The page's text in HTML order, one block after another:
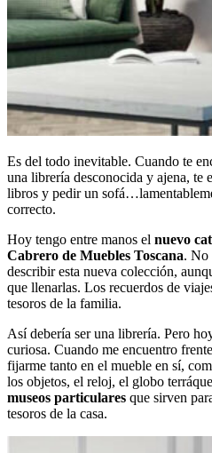
Es del todo inevitable. Cuando te
una librería desconocida y ajena, te
libros y pedir un
correcto.
Hoy tengo entre manos el nuevo
Cabrero de Muebles Toscana. No
describir esta nueva colección,
que llenarlas. Los recuerdos de
tesoros de la familia.
Así debería ser una librería. Pero
curiosa. Cuando me encuentro
fijarme tanto en el mueble en sí,
los objetos, el reloj, el globo
museos particulares que sirven
tesoros de la casa.